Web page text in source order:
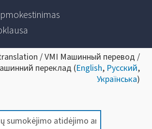
/ VMI Машинный перевод /
переклад (English, Русский,
Українська)